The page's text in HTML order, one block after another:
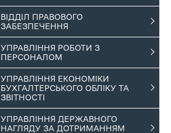
ВІДДІЛ ПРАВОВОГО
ЗАБЕЗПЕЧЕННЯ
УПРАВЛІННЯ РОБОТИ З
ПЕРСОНАЛОМ
УПРАВЛІННЯ ЕКОНОМІКИ
БУХГАЛТЕРСЬКОГО ОБЛІКУ ТА
ЗВІТНОСТІ
УПРАВЛІННЯ ДЕРЖАВНОГО
НАГЛЯДУ ЗА ДОТРИМАННЯМ